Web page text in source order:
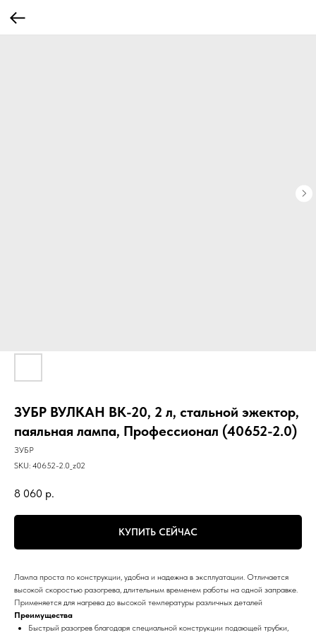
ЗУБР ВУЛКАН ВК-20, 2 л, стальной эжектор,
паяльная лампа, Профессионал (40652-2.0)
ЗУБР
SKU: 40652-2.0_z02
8 060 р.
КУПИТЬ СЕЙЧАС
Лампа проста по конструкции, удобна и надежна в эксплуатации. Отличается
высокой скоростью разогрева, длительным временем работы на одной заправке.
Применяется для нагрева до высокой температуры различных деталей
Преимущества
Быстрый разогрев благодаря специальной конструкции подающей трубки,